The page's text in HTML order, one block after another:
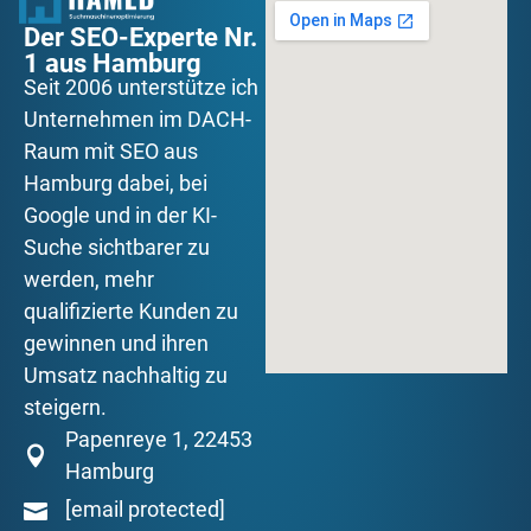
Der SEO-Experte Nr.
1 aus Hamburg
Seit 2006 unterstütze ich
Unternehmen im DACH-
Raum mit SEO aus
Hamburg dabei, bei
Google und in der KI-
Suche sichtbarer zu
werden, mehr
qualifizierte Kunden zu
gewinnen und ihren
Umsatz nachhaltig zu
steigern.
Papenreye 1, 22453
Hamburg
[email protected]